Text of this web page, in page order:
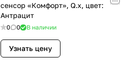
сенсор «Комфорт», Q.x, цвет:
Антрацит
0 0 В наличии
Узнать цену